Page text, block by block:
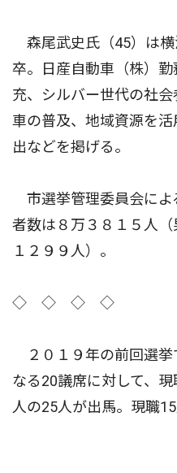
森尾武史氏（45）は
卒。日産自動車（株）
充、シルバー世代の社
車の普及、地域資源を
出などを掲げる。
市選挙管理委員会によ
者数は８万３８１５人
１２９９人）。
◇ ◇ ◇ ◇
２０１９年の前回選挙
なる20議席に対して、
人の25人が出馬。現職